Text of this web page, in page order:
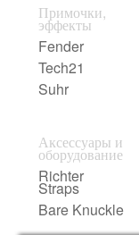
Примочки,
эффекты
Fender
Tech21
Suhr
Аксессуары и
оборудование
Richter
Straps
Bare Knuckle